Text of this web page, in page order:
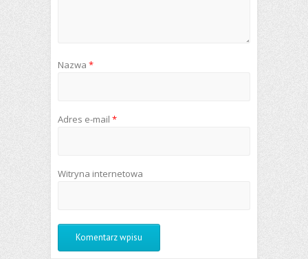
Nazwa *
Adres e-mail *
Witryna internetowa